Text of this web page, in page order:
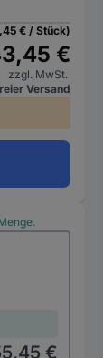
€ / Stück)
€
zzgl. MwSt.
Versand
€